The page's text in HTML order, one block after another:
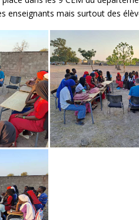
enseignants mais surtout des